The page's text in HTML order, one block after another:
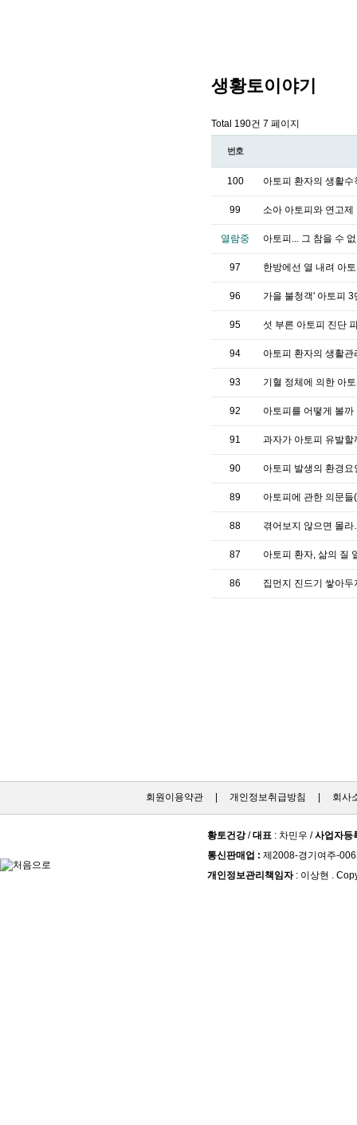
생황토이야기
Total 190건 7 페이지
번호
100 아토피 환자의 생활
99 소아 아토피와 연고제
열람중 아토피... 그 참을 수
97 한방에선 열 내려 아
96 가을 불청객' 아토피
95 섯 부른 아토피 진단
94 아토피 환자의 생활
93 기혈 정체에 의한 아
92 아토피를 어떻게 볼까
91 과자가 아토피 유발
90 아토피 발생의 환경
89 아토피에 관한 의문
88 겪어보지 않으면 몰
87 아토피 환자, 삶의 질
86 집먼지 진드기 쌓아
회원이용약관| 개인정보취급방침 회사
황토건강/대표 : 차민우 /사업자등
통신판매업 : 제2008-경기여주-
개인정보관리책임자: 이상현 .